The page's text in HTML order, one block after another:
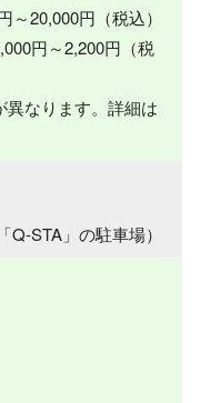
～20,000円（税込）
円～2,200円（税
なります。詳細は
STA」の駐車場）